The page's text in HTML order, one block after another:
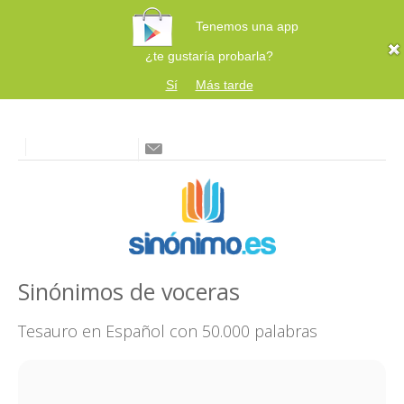
Tenemos una app
¿te gustaría probarla?
Sí
Más tarde
Sinónimos de voceras
Tesauro en Español con 50.000 palabras